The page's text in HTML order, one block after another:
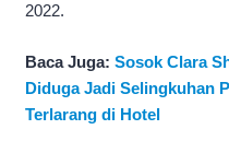
2022.
Baca Juga: Sosok Clara
Diduga Jadi Selingkuhan
Terlarang di Hotel